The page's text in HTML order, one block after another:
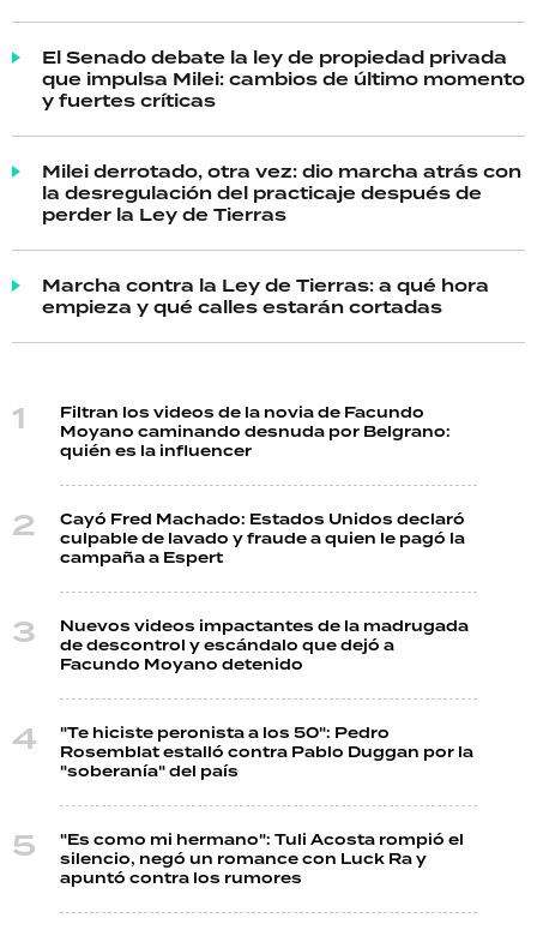
El Senado debate la ley de propiedad privada
que impulsa Milei: cambios de último momento
y fuertes críticas
Milei derrotado, otra vez: dio marcha atrás con
la desregulación del practicaje después de
perder la Ley de Tierras
Marcha contra la Ley de Tierras: a qué hora
empieza y qué calles estarán cortadas
Filtran los videos de la novia de Facundo
Moyano caminando desnuda por Belgrano:
quién es la influencer
Cayó Fred Machado: Estados Unidos declaró
culpable de lavado y fraude a quien le pagó la
campaña a Espert
Nuevos videos impactantes de la madrugada
de descontrol y escándalo que dejó a
Facundo Moyano detenido
"Te hiciste peronista a los 50": Pedro
Rosemblat estalló contra Pablo Duggan por la
"soberanía" del país
"Es como mi hermano": Tuli Acosta rompió el
silencio, negó un romance con Luck Ra y
apuntó contra los rumores